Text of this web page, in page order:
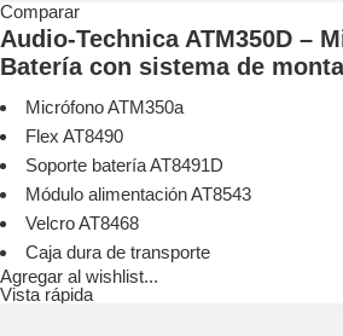
Comparar
Audio-Technica ATM350D –
Batería con sistema de
Micrófono ATM350a
Flex AT8490
Soporte batería AT8491D
Módulo alimentación AT8543
Velcro AT8468
Caja dura de transporte
Agregar al wishlist...
Vista rápida